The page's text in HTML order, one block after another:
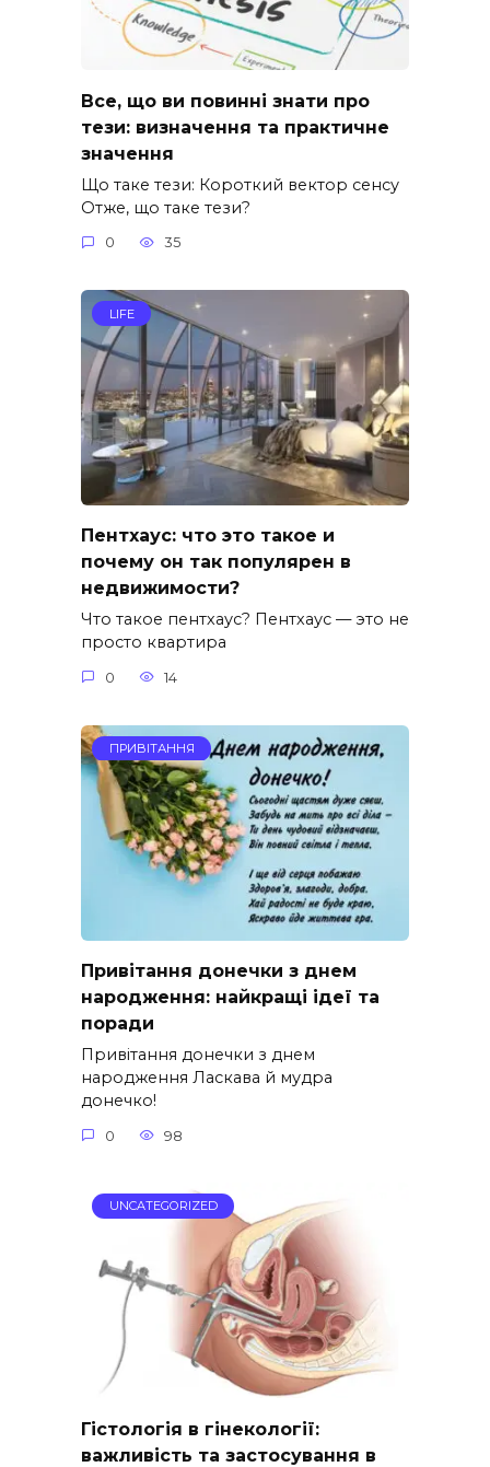
Все, що ви повинні знати про
тези: визначення та практичне
значення
Що таке тези: Короткий вектор сенсу
Отже, що таке тези?
0 35
LIFE
Пентхаус: что это такое и
почему он так популярен в
недвижимости?
Что такое пентхаус? Пентхаус — это не
просто квартира
0 14
ПРИВІТАННЯ
Привітання донечки з днем
народження: найкращі ідеї та
поради
Привітання донечки з днем
народження Ласкава й мудра
донечко!
0 98
UNCATEGORIZED
Гістологія в гінекології:
важливість та застосування в